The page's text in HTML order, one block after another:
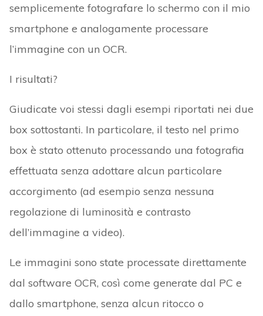
semplicemente fotografare lo schermo con il mio
smartphone e analogamente processare
l’immagine con un OCR.
I risultati?
Giudicate voi stessi dagli esempi riportati nei due
box sottostanti. In particolare, il testo nel primo
box è stato ottenuto processando una fotografia
effettuata senza adottare alcun particolare
accorgimento (ad esempio senza nessuna
regolazione di luminosità e contrasto
dell’immagine a video).
Le immagini sono state processate direttamente
dal software OCR, così come generate dal PC e
dallo smartphone, senza alcun ritocco o